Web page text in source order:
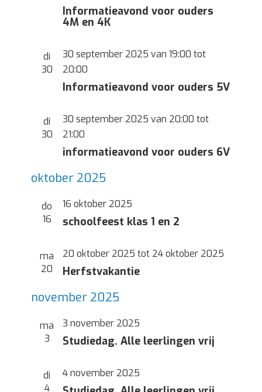
Informatieavond voor ouders
4M en 4K
di
30
30 september 2025 van 19:00 tot
20:00
Informatieavond voor ouders 5V
di
30
30 september 2025 van 20:00 tot
21:00
informatieavond voor ouders 6V
oktober 2025
do
16
16 oktober 2025
schoolfeest klas 1 en 2
ma
20
20 oktober 2025 tot 24 oktober 2025
Herfstvakantie
november 2025
ma
3
3 november 2025
Studiedag. Alle leerlingen vrij
di
4
4 november 2025